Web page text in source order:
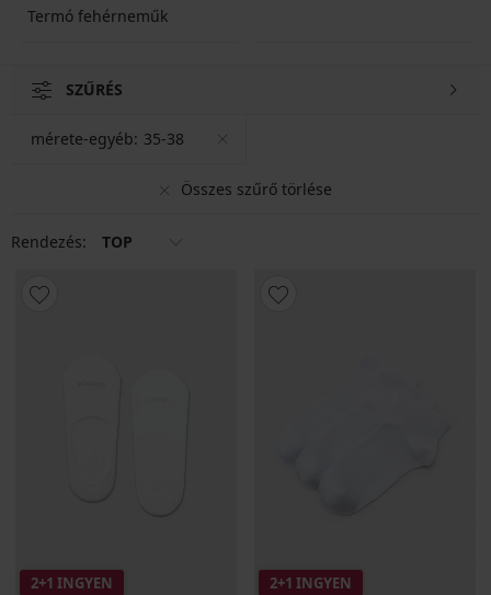
Termó fehérneműk
SZŰRÉS
Összes szűrő törlése
mérete-egyéb: 35-38
Rendezés: TOP
2+1 INGYEN 2+1 INGYEN